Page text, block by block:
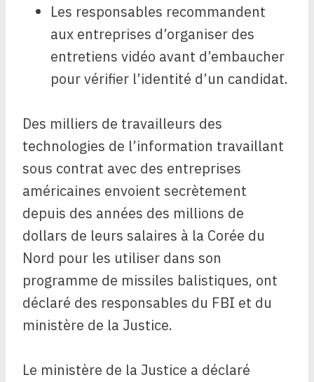
Les responsables recommandent
aux entreprises d’organiser des
entretiens vidéo avant d’embaucher
pour vérifier l’identité d’un candidat.
Des milliers de travailleurs des
technologies de l’information travaillant
sous contrat avec des entreprises
américaines envoient secrètement
depuis des années des millions de
dollars de leurs salaires à la Corée du
Nord pour les utiliser dans son
programme de missiles balistiques, ont
déclaré des responsables du FBI et du
ministère de la Justice.
Le ministère de la Justice a déclaré